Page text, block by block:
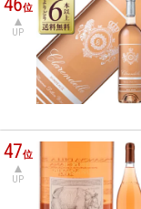
位
UP
47位
UP